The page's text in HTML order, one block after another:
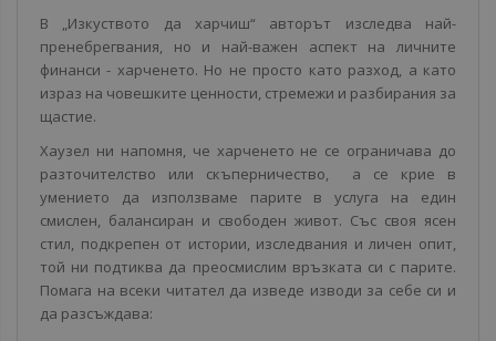
В „Изкуството да харчиш“ авторът изследва най-
пренебрегвания, но и най-важен аспект на личните
финанси - харченето. Но не просто като разход, а като
израз на човешките ценности, стремежи и разбирания за
щастие.
Хаузел ни напомня, че харченето не се ограничава до
разточителство или скъперничество, а се крие в
умението да използваме парите в услуга на един
смислен, балансиран и свободен живот. Със своя ясен
стил, подкрепен от истории, изследвания и личен опит,
той ни подтиква да преосмислим връзката си с парите.
Помага на всеки читател да изведе изводи за себе си и
да разсъждава: